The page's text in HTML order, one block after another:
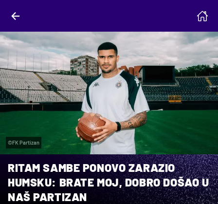
©FK Partizan
RITAM SAMBE PONOVO ZARAZIO
HUMSKU: BRATE MOJ, DOBRO DOŠAO U
NAŠ PARTIZAN